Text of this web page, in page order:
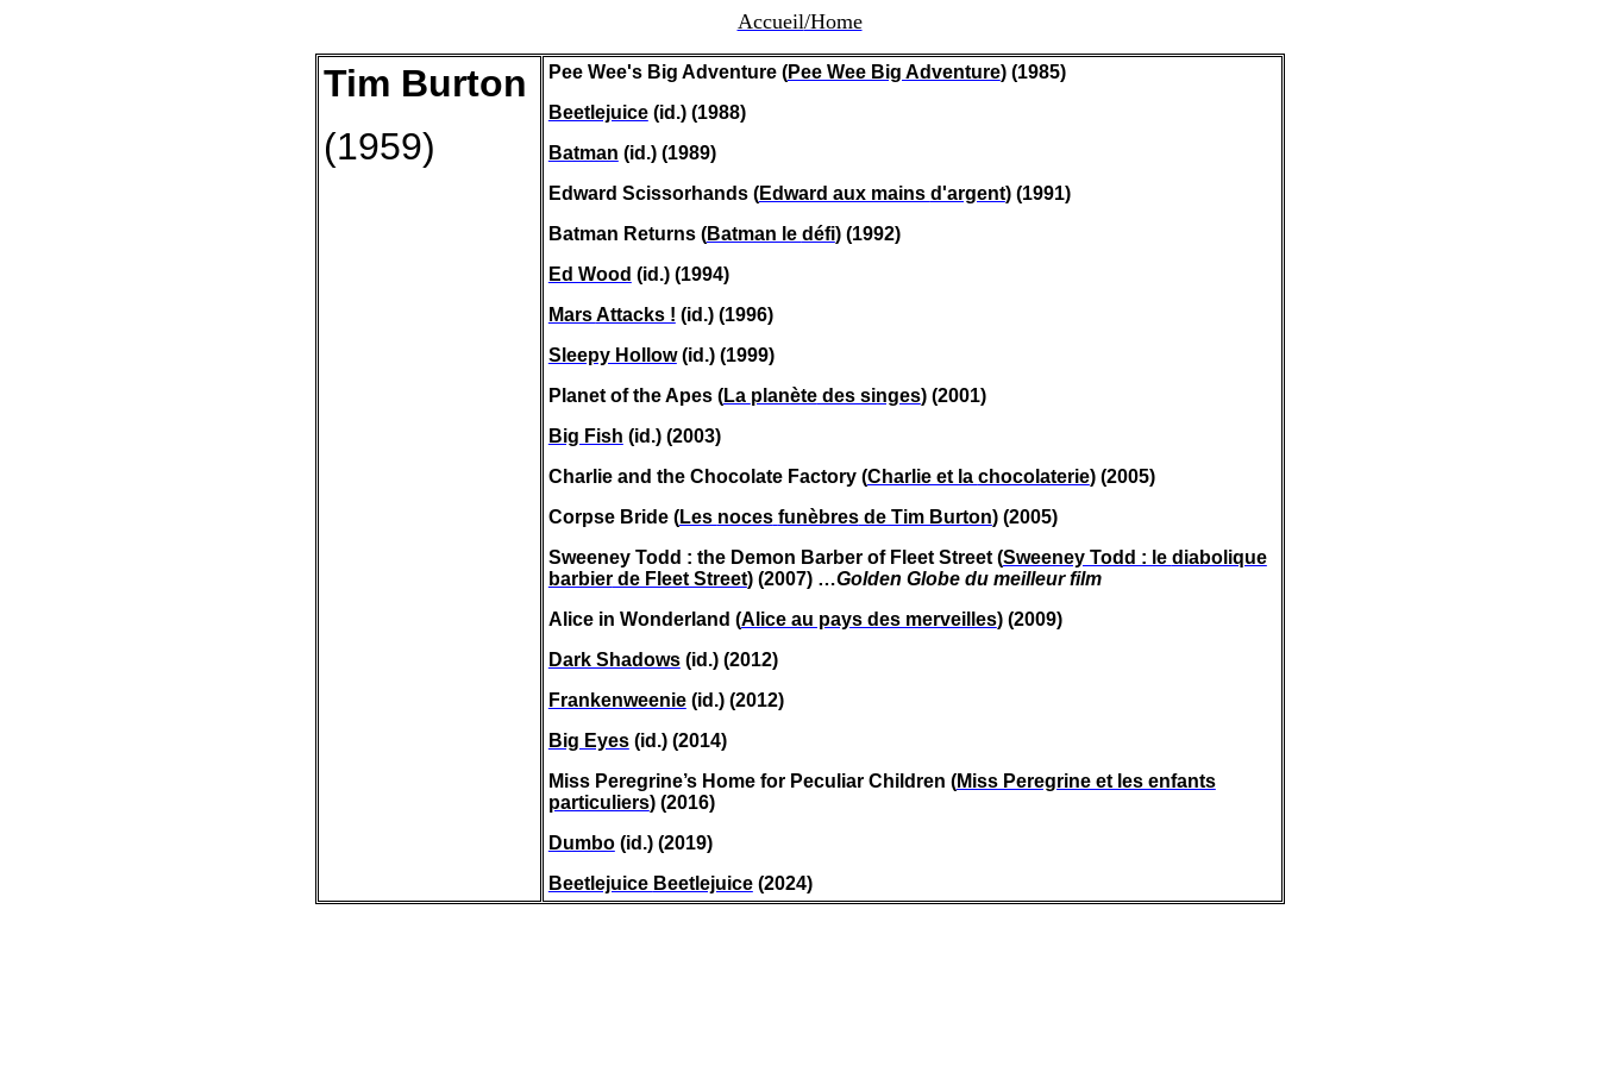
Accueil/Home
Tim Burton
(1959)
Pee Wee's Big Adventure (Pee Wee Big Adventure) (1985)
Beetlejuice(id.) (1988)
Batman (id.) (1989)
Edward Scissorhands (Edward aux mains d'argent) (1991)
Batman Returns (Batman le défi) (1992)
Ed Wood (id.) (1994)
MarsAttacks ! (id.) (1996)
Sleepy Hollow(id.) (1999)
Planet of the Apes (La planètedes singes) (2001)
Big Fish (id.) (2003)
Charlie and the Chocolate Factory (Charlie et la chocolaterie) (2005)
Corpse Bride (Les noces funèbresde Tim Burton) (2005)
Sweeney Todd : the Demon Barber of Fleet Street (Sweeney Todd : le diabolique
barbierde Fleet Street) (2007) …Golden Globe du meilleurfilm
Alice in Wonderland (Alice au pays des merveilles) (2009)
Dark Shadows(id.) (2012)
Frankenweenie(id.) (2012)
Big Eyes(id.) (2014)
Miss Peregrine’s Home for Peculiar Children (Miss Peregrine et les enfants
particuliers) (2016)
Dumbo(id.) (2019)
Beetlejuice Beetlejuice(2024)